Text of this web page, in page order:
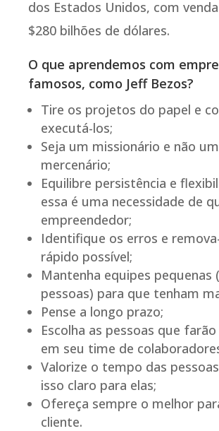
dos Estados Unidos, com
$280 bilhões de dólares.
O que aprendemos com
famosos, como Jeff Bezos?
Tire os projetos do papel e
executá-los;
Seja um missionário e não um
mercenário;
Equilibre persistência e
essa é uma necessidade de
empreendedor;
Identifique os erros e
rápido possível;
Mantenha equipes pequenas
pessoas) para que tenham
Pense a longo prazo;
Escolha as pessoas que
em seu time de
Valorize o tempo das
isso claro para elas;
Ofereça sempre o melhor
cliente.